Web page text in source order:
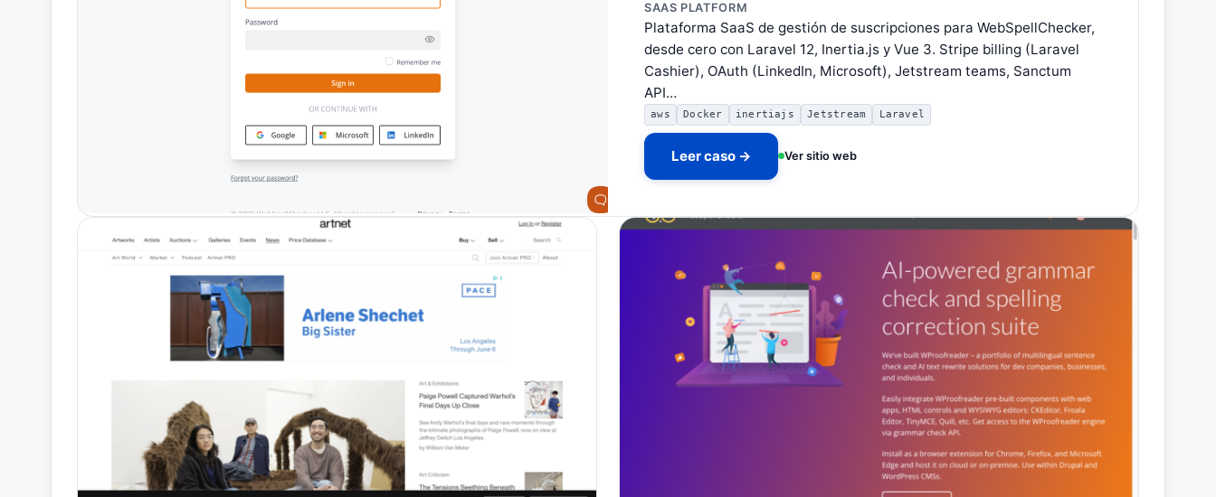
SAAS PLATFORM
Plataforma SaaS de gestión de suscripciones para WebSpellChecker,
desde cero con Laravel 12, Inertia.js y Vue 3. Stripe billing (Laravel
Cashier), OAuth (LinkedIn, Microsoft), Jetstream teams, Sanctum
API…
aws Docker inertiajs Jetstream Laravel
Leer caso → Ver sitio web